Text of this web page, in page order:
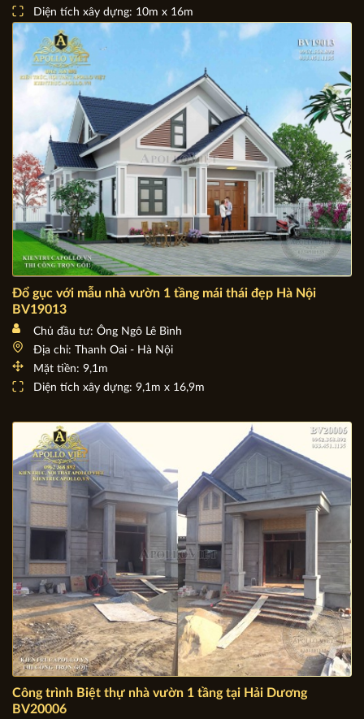
Chủ đầu tư: Ông Nguyễn Hữu Tiến
Địa chỉ: Lâm Thao - Phú Thọ
Mặt tiền: 10m
Diện tích xây dựng: 10m x 16m
Đổ gục với mẫu nhà vườn 1 tầng mái thái đẹp Hà Nội
BV19013
Chủ đầu tư: Ông Ngô Lê Bình
Mặt tiền: 9,1m
Diện tích xây dựng: 9,1m x 16,9m